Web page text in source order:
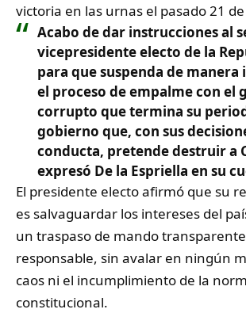
victoria en las urnas el pasado 21
Acabo de dar instrucciones al
vicepresidente electo de la
para que suspenda de manera
el proceso de empalme con el
corrupto que termina su
gobierno que, con sus
conducta, pretende destruir a
expresó De la Espriella en su
El presidente electo afirmó que su
es salvaguardar los intereses del
un traspaso de mando
responsable, sin avalar en ningún
caos ni el incumplimiento de la
constitucional.